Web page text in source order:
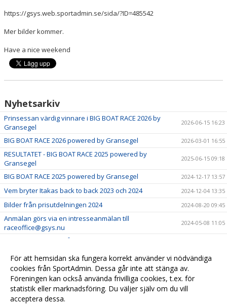
https://gsys.web.sportadmin.se/sida/?ID=485542
Mer bilder kommer.
Have a nice weekend
Nyhetsarkiv
Prinsessan värdig vinnare i BIG BOAT RACE 2026 by
Gransegel
2026-06-15 16:23
BIG BOAT RACE 2026 powered by Gransegel 2026-03-01 16:55
RESULTATET - BIG BOAT RACE 2025 powered by
Gransegel
2025-06-15 09:18
BIG BOAT RACE 2025 powered by Gransegel 2024-12-17 13:57
Vem bryter Itakas back to back 2023 och 2024 2024-12-04 13:35
Bilder från prisutdelningen 2024 2024-08-20 09:45
Anmälan görs via en intresseanmälan till
raceoffice@gsys.nu
2024-05-08 11:05
Vem utmanar Itaka i år?
För att hemsidan ska fungera korrekt använder vi nödvändiga
cookies från SportAdmin. Dessa går inte att stänga av.
Föreningen kan också använda frivilliga cookies, t.ex. för
statistik eller marknadsföring. Du väljer själv om du vill
acceptera dessa.